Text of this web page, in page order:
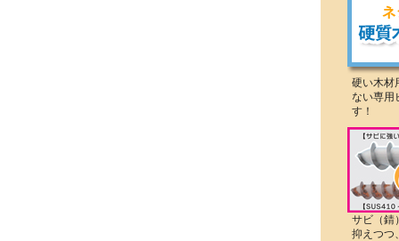
硬い木材
ない専用
す！
サビ（錆
抑えつつ